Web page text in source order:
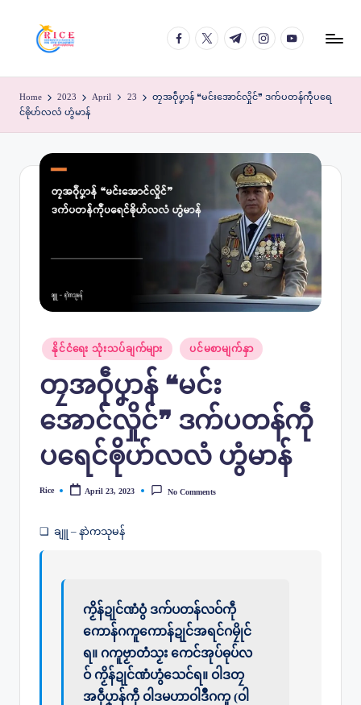
facebook.com
twitter.com
t.me instagram.com
youtube.com
Home 2023 April 23
တၠအဝဵုပၞာန် ❝မင်းအောင်လှိုင်❞ ဒက်ပတန်ကဵုပရေ
င်ၜိုဟ်လလံ ဟွံမာန်
Posted
in
နိုင်ငံရေး သုံးသပ်ချက်များ ပင်မစာမျက်နှာ
တၠအဝဵုပၞာန် ❝မင်း
အောင်လှိုင်❞ ဒက်ပတန်ကဵု
ပရေင်ၜိုဟ်လလံ ဟွံမာန်
Posted
Rice April 23, 2023 No Comments
❏ ချူ – နာဲကသုမန်
ကၟိန်ဍုင်ဏံဝွံ ဒက်ပတန်လဝ်ကဵု
ကောန်ဂကူကောန်ဍုင်အရင်ဂမၠိုင်
ရ။ ဂကူဗၟာတံသၟး ကေင်အုပ်ဓုပ်လ
ဝ် ကၟိန်ဍုင်ဏံဟွံသေင်ရ။ ဝါဒတၠ
အဝဵုပၞာန်ကဵု ဝါဒမဟာဝါဒဳဂကူ (ဝါ